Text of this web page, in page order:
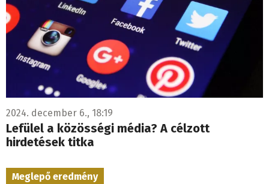
2024. december 6., 18:19
Lefülel a közösségi média? A célzott
hirdetések titka
Meglepő eredmény